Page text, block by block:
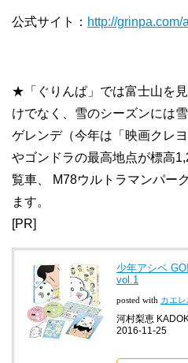
公式サイト： http://
★「ぐりんぱ」では富士山を
けでなく、雪のシーズンには
ゲレンデ（今年は「映画クレ
やゴンドラの最高地点が標高
覧車、 M78ウルトラマンパー
ます。
[PR]
少年アシベ
vol.1
posted with カエレ
河村梨恵
2016-11-25